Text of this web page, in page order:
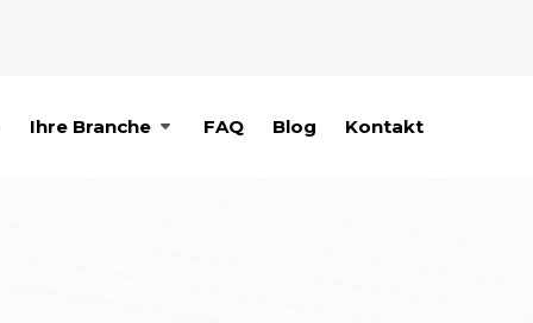
Ihre Branche FAQ Blog Kontakt